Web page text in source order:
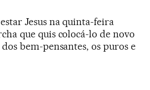
Jesus na quinta-feira
que quis colocá-lo de novo
bem-pensantes, os puros e